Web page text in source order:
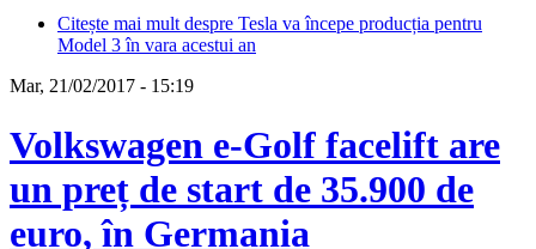
Citește mai mult despre Tesla va începe producția pentru
Model 3 în vara acestui an
Mar, 21/02/2017 - 15:19
Volkswagen e-Golf facelift are
un preț de start de 35.900 de
euro, în Germania